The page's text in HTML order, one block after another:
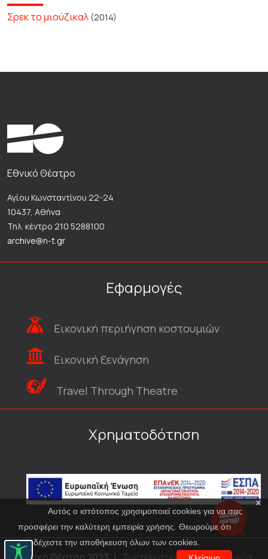
Σρεκ το μιούζικαλ (2014)
x
Αυτός ο ιστότοπος χρησιμοποιεί cookies για να σας
προσφέρει την καλύτερη εμπειρία χρήσης. Θεωρούμε ότι
αποδέχεστε την αποθήκευση όλων των cookies.
Εθνικό Θέατρο
Αγίου Κωνσταντίνου 22-24
10437, Αθήνα
Τηλ. κέντρο 210 5288100
archive@n-t.gr
Εφαρμογές
Εικονική περιήγηση κοστουμιών
Εικονική ξενάγηση
Travel Through Theatre
Χρηματοδότηση